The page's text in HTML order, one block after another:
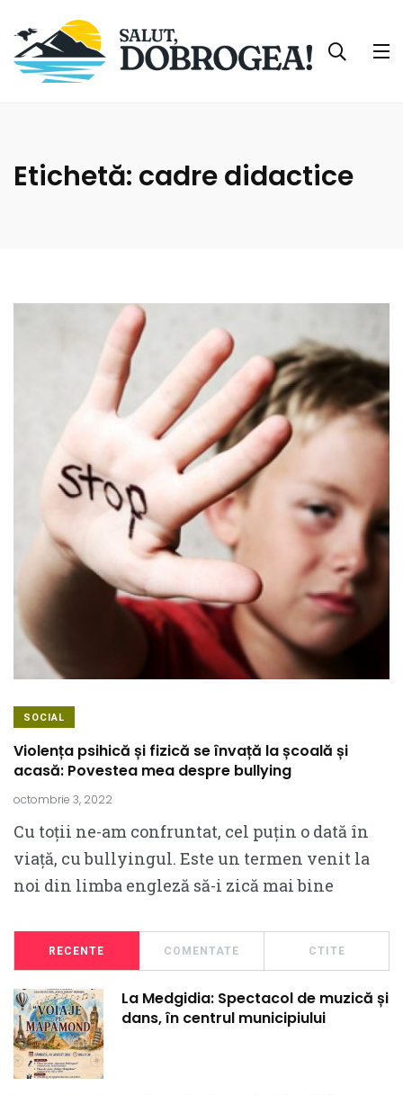
Etichetă: cadre didactice
SOCIAL
Violența psihică și fizică se învață la școală și
acasă: Povestea mea despre bullying
octombrie 3, 2022
Cu toții ne-am confruntat, cel puțin o dată în
viață, cu bullyingul. Este un termen venit la
noi din limba engleză să-i zică mai bine
RECENTE COMENTATE CTITE
La Medgidia: Spectacol de muzică și
dans, în centrul municipiului